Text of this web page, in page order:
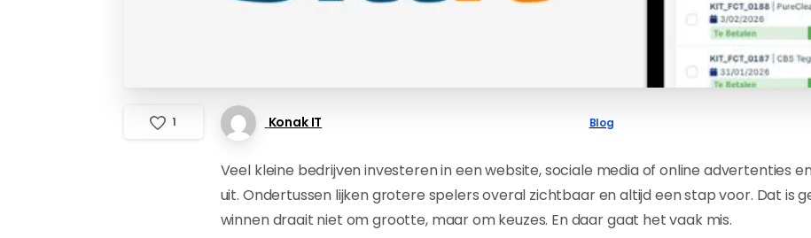
1 Konak IT Blog
Veel kleine bedrijven investeren in een website, sociale media of online advertenties
uit. Ondertussen lijken grotere spelers overal zichtbaar en altijd een stap voor. Dat is
winnen draait niet om grootte, maar om keuzes. En daar gaat het vaak mis.